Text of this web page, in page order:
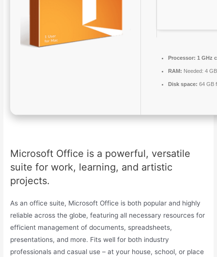
Processor: 1 GHz
RAM: Needed: 4 GB
Disk space: 64 GB
Microsoft Office is a powerful, versatile
suite for work, learning, and artistic
projects.
As an office suite, Microsoft Office is both popular and highly
reliable across the globe, featuring all necessary resources for
efficient management of documents, spreadsheets,
presentations, and more. Fits well for both industry
professionals and casual use – at your house, school, or place